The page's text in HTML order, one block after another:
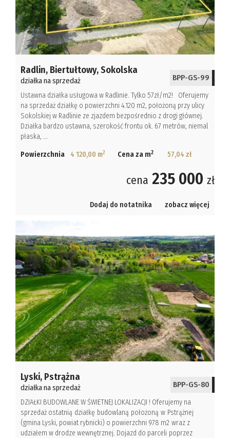
Radlin, Biertułtowy,Sokolska
działka na sprzedaż BPP-GS-99
Ustawna działka usługowa w Radlinie. Tylko 57zł/m2! Oferujemy
na sprzedaż działkę o powierzchni 4.120 m2, położoną przy ulicy
Sokolskiej w Radlinie ze zjazdem bezpośrednio z drogi głównej.
Działka bardzo ustawna, szerokość frontu ok. 67 metrów, niemal
płaska, ...
Powierzchnia 4 120,00 m2 Cena za m2 57,04 zł
cena 235 000 zł
Dodaj do notatnika zobacz więcej
Lyski, Pstrążna
działka na sprzedaż BPP-GS-80
DZIAŁKI BUDOWLANE W ŚWIETNEJ LOKALIZACJI ! Oferujemy na
sprzedaż ostatnią działkę budowlaną położoną w Pstrążnej
(gmina Lyski, powiat rybnicki) o powierzchni 978 m2 wraz z
udziałem w drodze wewnętrznej. Dojazd do parceli poprzez